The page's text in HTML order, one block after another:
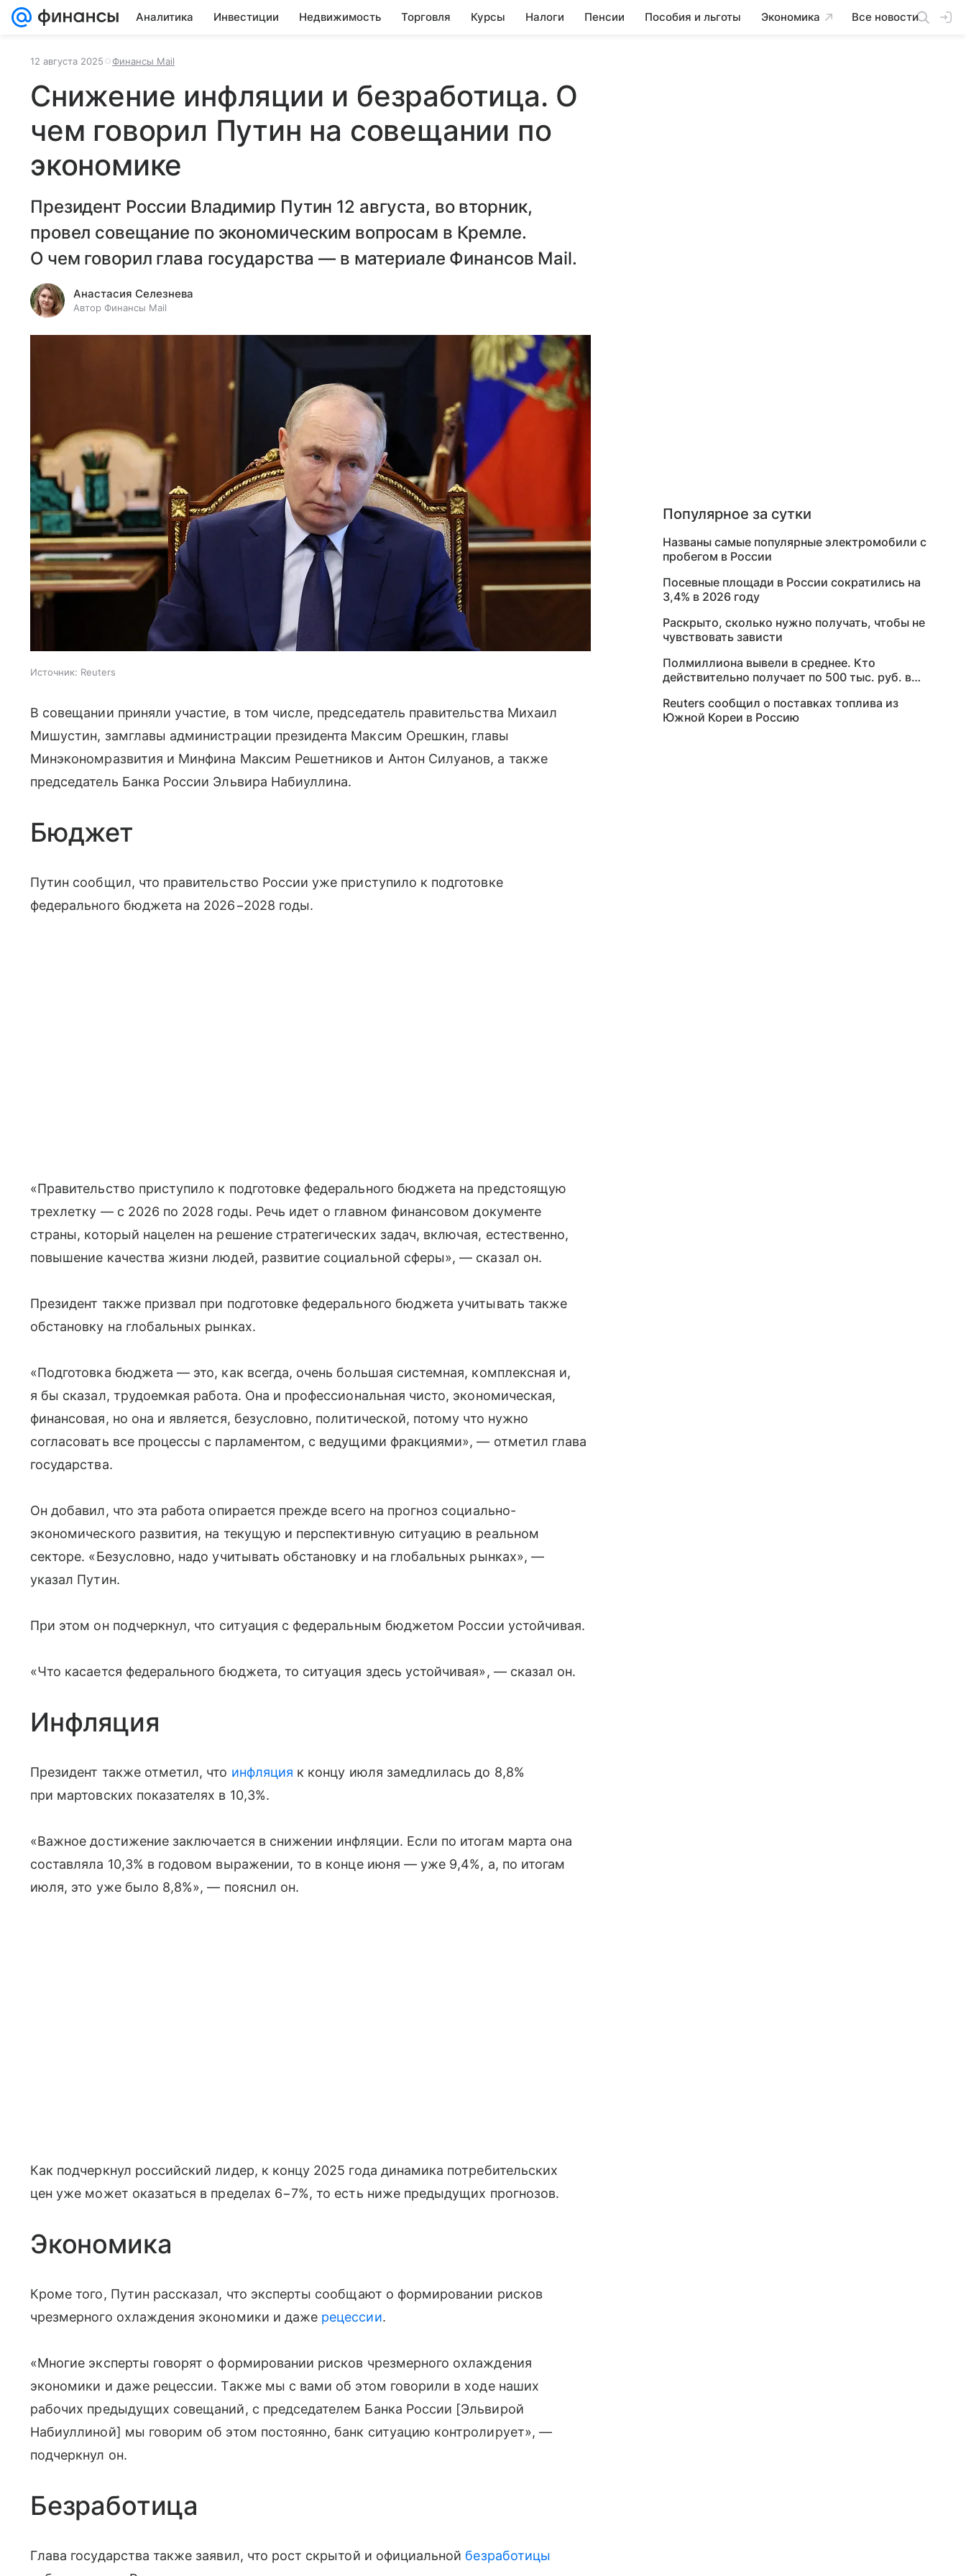
Аналитика Инвестиции Недвижимость Торговля Курсы Налоги Пенсии Пособия и льготы Экономика Все новости
12 августа 2025 Финансы Mail
Снижение инфляции и безработица. О
чем говорил Путин на совещании по
экономике
Президент России Владимир Путин 12 августа, во вторник,
провел совещание по экономическим вопросам в Кремле.
О чем говорил глава государства — в материале Финансов Mail.
Анастасия Селезнева
Автор Финансы Mail
Источник: Reuters
В совещании приняли участие, в том числе, председатель правительства Михаил
Мишустин, замглавы администрации президента Максим Орешкин, главы
Минэкономразвития и Минфина Максим Решетников и Антон Силуанов, а также
председатель Банка России Эльвира Набиуллина.
Бюджет
Путин сообщил, что правительство России уже приступило к подготовке
федерального бюджета на 2026−2028 годы.
«Правительство приступило к подготовке федерального бюджета на предстоящую
трехлетку — с 2026 по 2028 годы. Речь идет о главном финансовом документе
страны, который нацелен на решение стратегических задач, включая, естественно,
повышение качества жизни людей, развитие социальной сферы», — сказал он.
Президент также призвал при подготовке федерального бюджета учитывать также
обстановку на глобальных рынках.
«Подготовка бюджета — это, как всегда, очень большая системная, комплексная и,
я бы сказал, трудоемкая работа. Она и профессиональная чисто, экономическая,
финансовая, но она и является, безусловно, политической, потому что нужно
согласовать все процессы с парламентом, с ведущими фракциями», — отметил глава
государства.
Он добавил, что эта работа опирается прежде всего на прогноз социально-
экономического развития, на текущую и перспективную ситуацию в реальном
секторе. «Безусловно, надо учитывать обстановку и на глобальных рынках», —
указал Путин.
При этом он подчеркнул, что ситуация с федеральным бюджетом России устойчивая.
«Что касается федерального бюджета, то ситуация здесь устойчивая», — сказал он.
Инфляция
Президент также отметил, что инфляция к концу июля замедлилась до 8,8%
при мартовских показателях в 10,3%.
«Важное достижение заключается в снижении инфляции. Если по итогам марта она
составляла 10,3% в годовом выражении, то в конце июня — уже 9,4%, а, по итогам
июля, это уже было 8,8%», — пояснил он.
Как подчеркнул российский лидер, к концу 2025 года динамика потребительских
цен уже может оказаться в пределах 6−7%, то есть ниже предыдущих прогнозов.
Экономика
Кроме того, Путин рассказал, что эксперты сообщают о формировании рисков
чрезмерного охлаждения экономики и даже рецессии.
«Многие эксперты говорят о формировании рисков чрезмерного охлаждения
экономики и даже рецессии. Также мы с вами об этом говорили в ходе наших
рабочих предыдущих совещаний, с председателем Банка России [Эльвирой
Набиуллиной] мы говорим об этом постоянно, банк ситуацию контролирует», —
подчеркнул он.
Безработица
Глава государства также заявил, что рост скрытой и официальной безработицы
Популярное за сутки
Названы самые популярные электромобили с
пробегом в России
Посевные площади в России сократились на
3,4% в 2026 году
Раскрыто, сколько нужно получать, чтобы не
чувствовать зависти
Полмиллиона вывели в среднее. Кто
действительно получает по 500 тыс. руб. в
Reuters сообщил о поставках топлива из
Южной Кореи в Россию